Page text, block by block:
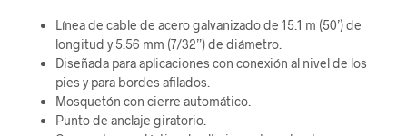
Línea de cable de acero galvanizado de 15.1 m (50’) de
longitud y 5.56 mm (7/32”) de diámetro.
Diseñada para aplicaciones con conexión al nivel de los
pies y para bordes afilados.
Mosquetón con cierre automático.
Punto de anclaje giratorio.